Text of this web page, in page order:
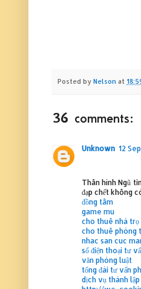
Posted by Nelson at
36 comments:
Unknown 12
Thân hình Ngũ
đạp chết không
đồng tâm
game mu
cho thuê nhà trọ
cho thuê phòng
nhac san cuc
số điện thoại tư
văn phòng luật
tổng đài tư vấn
dịch vụ thành